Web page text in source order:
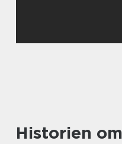
Historien